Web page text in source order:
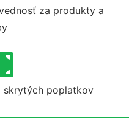
za produkty a
skrytých poplatkov